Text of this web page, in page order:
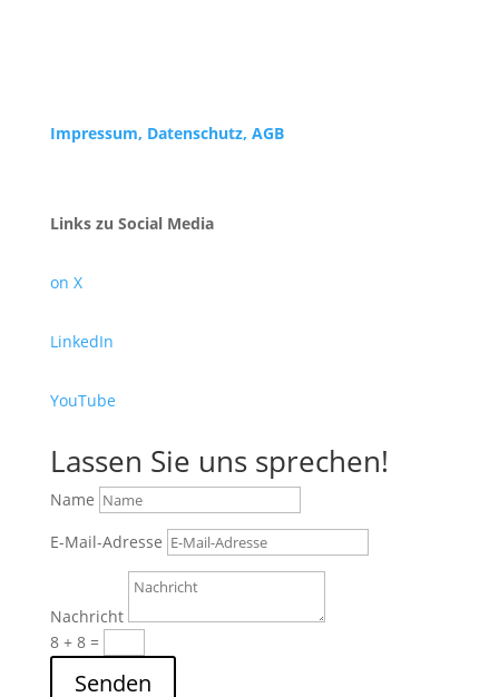
Impressum, Datenschutz, AGB
Links zu Social Media
on X
LinkedIn
YouTube
Lassen Sie uns sprechen!
Name
E-Mail-Adresse
Nachricht
8 + 8=
Senden